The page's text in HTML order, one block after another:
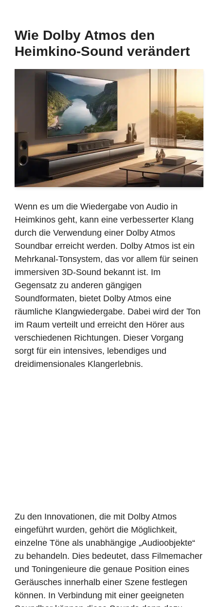
Wie Dolby Atmos den
Heimkino-Sound verändert
Wenn es um die Wiedergabe von Audio in
Heimkinos geht, kann eine verbesserter Klang
durch die Verwendung einer Dolby Atmos
Soundbar erreicht werden. Dolby Atmos ist ein
Mehrkanal-Tonsystem, das vor allem für seinen
immersiven 3D-Sound bekannt ist. Im
Gegensatz zu anderen gängigen
Soundformaten, bietet Dolby Atmos eine
räumliche Klangwiedergabe. Dabei wird der Ton
im Raum verteilt und erreicht den Hörer aus
verschiedenen Richtungen. Dieser Vorgang
sorgt für ein intensives, lebendiges und
dreidimensionales Klangerlebnis.
Zu den Innovationen, die mit Dolby Atmos
eingeführt wurden, gehört die Möglichkeit,
einzelne Töne als unabhängige „Audioobjekte“
zu behandeln. Dies bedeutet, dass Filmemacher
und Toningenieure die genaue Position eines
Geräusches innerhalb einer Szene festlegen
können. In Verbindung mit einer geeigneten